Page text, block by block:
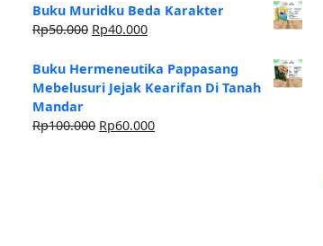
Buku Muridku Beda Karakter
Rp50.000 Rp40.000
Buku Hermeneutika Pappasang
Mebelusuri Jejak Kearifan Di Tanah
Mandar
Rp100.000 Rp60.000